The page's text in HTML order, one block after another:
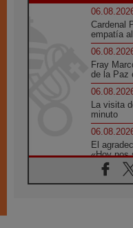
Cardenal
empatía
Fray
de la Paz
La visita
minuto
El
«Hoy nos
Líbano: